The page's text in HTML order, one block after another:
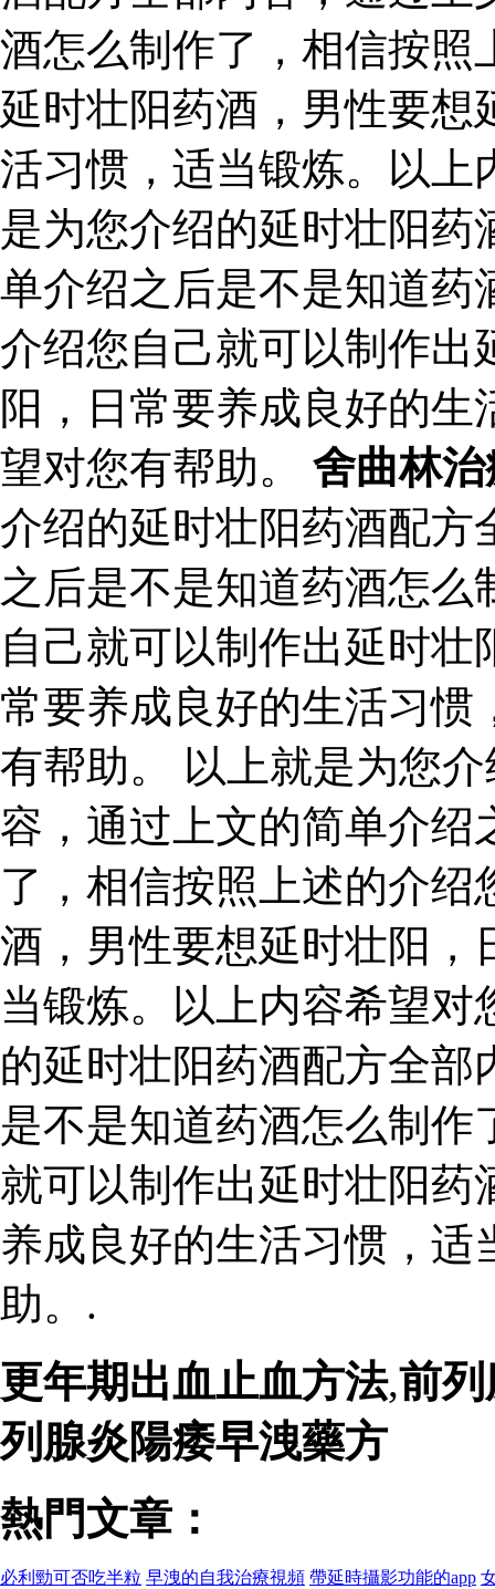
酒怎么制作了，相信按照
延时壮阳药酒，男性要想
活习惯，适当锻炼。以上
是为您介绍的延时壮阳
单介绍之后是不是知道药
介绍您自己就可以制作出
阳，日常要养成良好的
望对您有帮助。 舍曲林
介绍的延时壮阳药酒配方
之后是不是知道药酒怎
自己就可以制作出延时
常要养成良好的生活习惯
有帮助。 以上就是为您
容，通过上文的简单介绍
了，相信按照上述的介
酒，男性要想延时壮阳，
当锻炼。以上内容希望
的延时壮阳药酒配方全
是不是知道药酒怎么制
就可以制作出延时壮阳药
养成良好的生活习惯，
助。.
更年期出血止血方法,前
列腺炎陽痿早洩藥方
熱門文章：
必利勁可否吃半粒 早洩的自我治療視頻 帶延時攝影功能的app